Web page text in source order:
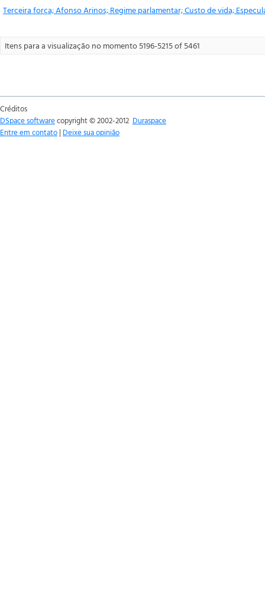
Terceira força; Afonso Arinos; Regime parlamentar; Custo de vida;
Itens para a visualização no momento 5196-5215 of 5461
Créditos
DSpace softwarecopyright © 2002-2012 Duraspace
Entre em contato | Deixe sua opinião